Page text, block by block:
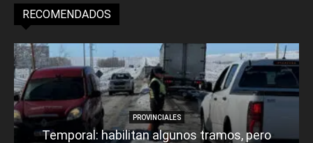
RECOMENDADOS
PROVINCIALES
Temporal: habilitan algunos tramos, pero